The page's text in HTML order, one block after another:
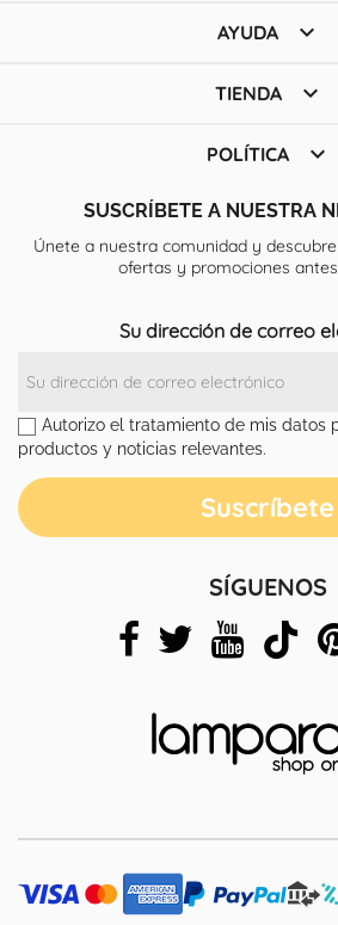
AYUDA 
TIENDA 
POLÍTICA 
SUSCRÍBETE A NUESTRA
Únete a nuestra comunidad y
ofertas y promociones
Su dirección de correo
Autorizo el tratamiento de mis datos
productos y noticias relevantes.
SÍGUENOS